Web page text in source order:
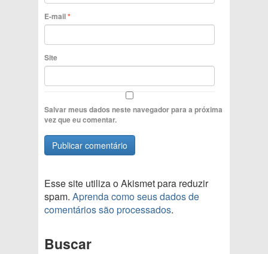
E-mail*
Site
Salvar meus dados neste navegador para a próxima
vez que eu comentar.
Esse site utiliza o Akismet para reduzir
spam. Aprenda como seus dados de
comentários são processados.
Buscar